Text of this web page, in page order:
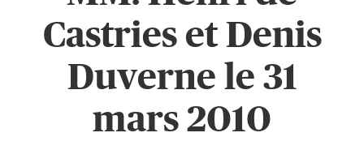
Castries et Denis
Duverne le 31
mars 2010